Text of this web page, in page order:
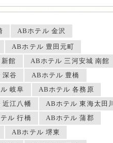
ABホテル 金沢
ABホテル 豊田元町
館
ABホテル 三河安城 南館
深谷
ABホテル 豊橋
岐阜
ABホテル 各務原
近江八幡
ABホテル 東海太田川
ル 行橋
ABホテル 蒲郡
ABホテル 堺東